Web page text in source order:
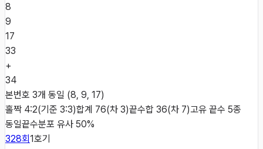
8
9
17
33
+
34
본번호 3개 동일 (8, 9, 17)
홀짝 4:2(기준 3:3)합계 76(차 3)끝수합 36(차 7)고유 끝수 5종
동일끝수분포 유사 50%
328회1호기